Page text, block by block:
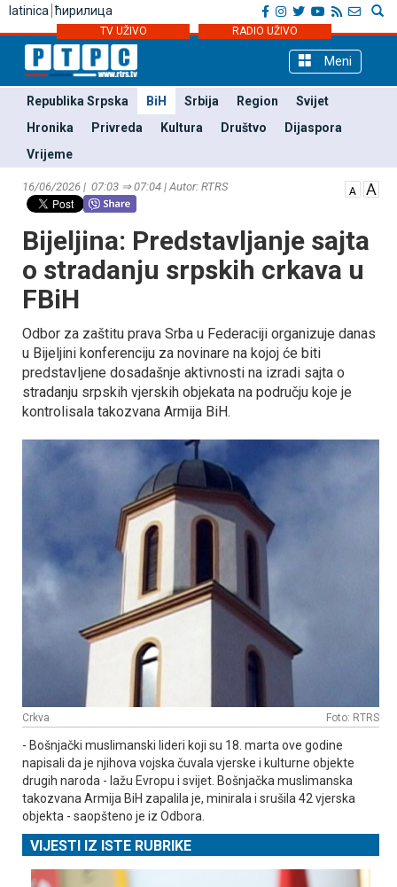
latinica ћирилица
TV UŽIVO RADIO UŽIVO
Meni
Republika Srpska BiH Srbija Region
Svijet
Hronika
Privreda Kultura Društvo
Dijaspora
Vrijeme
16/06/2026 | 07:03 ⇒ 07:04 | Autor: RTRS
Bijeljina: Predstavljanje sajta
o stradanju srpskih crkava u
FBiH
Odbor za zaštitu prava Srba u Federaciji organizuje danas
u Bijeljini konferenciju za novinare na kojoj će biti
predstavljene dosadašnje aktivnosti na izradi sajta o
stradanju srpskih vjerskih objekata na području koje je
kontrolisala takozvana Armija BiH.
Crkva Foto: RTRS
- Bošnjački muslimanski lideri koji su 18. marta ove godine
napisali da je njihova vojska čuvala vjerske i kulturne objekte
drugih naroda - lažu Evropu i svijet. Bošnjačka muslimanska
takozvana Armija BiH zapalila je, minirala i srušila 42 vjerska
objekta - saopšteno je iz Odbora.
VIJESTI IZ ISTE RUBRIKE